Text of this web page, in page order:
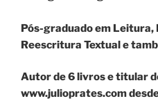
Pós-graduado em Leitura,
Reescritura Textual e
Autor de 6 livros e titular
www.julioprates.com